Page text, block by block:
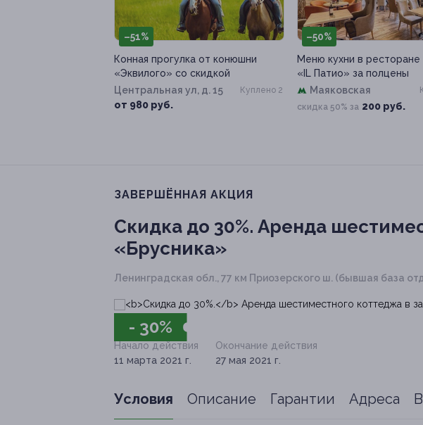
–51%
Конная прогулка от конюшни
«Эквилого» со скидкой
Центральная ул, д. 15
от 980 руб.
Куплено 2
–50%
Меню кухни в ресторане
«IL Патио» за полцены
Маяковская
скидка 50% за 200 руб.
ЗАВЕРШЁННАЯ АКЦИЯ
Скидка до 30%. Аренда
«Брусника»
Ленинградская обл., 77 км Приозерского ш. (бывшая база
- 30%
Начало действия
11 марта 2021 г.
Окончание действия
27 мая 2021 г.
Условия Описание Гарантии Адреса